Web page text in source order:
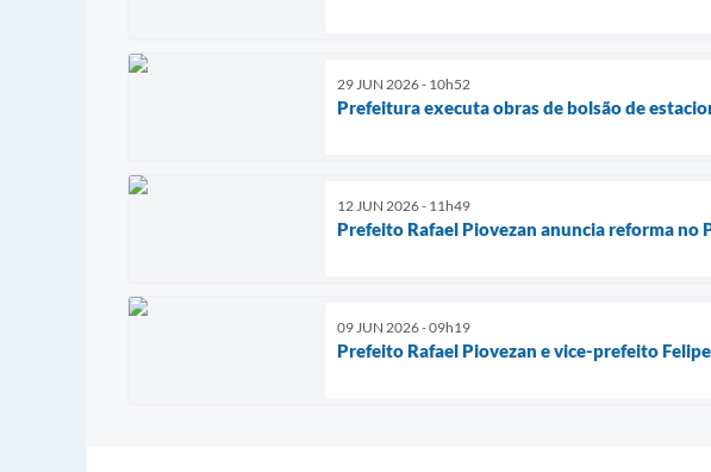
29 JUN 2026 - 10h52
Prefeitura executa obras de bolsão de
12 JUN 2026 - 11h49
Prefeito Rafael Piovezan anuncia reforma no
09 JUN 2026 - 09h19
Prefeito Rafael Piovezan e vice-prefeito